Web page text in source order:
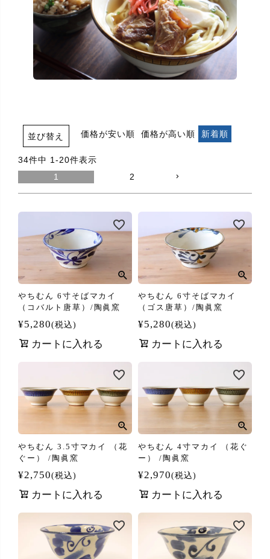
並び替え 価格が安い順 価格が高い順 新着順
34件中 1 -20件表示
1
2
やちむん 6寸そばマカイ
（コバルト唐草）/陶眞窯
¥5,280 税込
カートに入れる
やちむん 6寸そばマカイ
（ゴス唐草）/陶眞窯
¥5,280 税込
カートに入れる
やちむん 3.5寸マカイ （花
ぐー） /陶眞窯
¥2,750 税込
カートに入れる
やちむん 4寸マカイ （花ぐ
ー） /陶眞窯
¥2,970 税込
カートに入れる